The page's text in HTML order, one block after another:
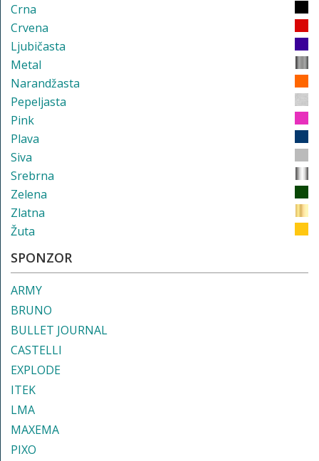
Crna
Crvena
Ljubičasta
Metal
Narandžasta
Pepeljasta
Pink
Plava
Siva
Srebrna
Zelena
Zlatna
Žuta
SPONZOR
ARMY
BRUNO
BULLET JOURNAL
CASTELLI
EXPLODE
ITEK
LMA
MAXEMA
PIXO